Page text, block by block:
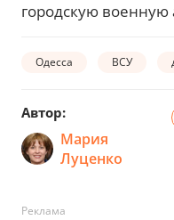
городскую
Одесса ВСУ
Автор:
Мария
Луценко
Реклама